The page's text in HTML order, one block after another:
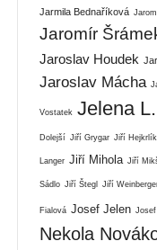
Jarmila Bednaříková
Jaromír
Jaroslav Houdek
Jaroslav Mácha
Vostatek Jelena
Dolejší Jiří Grygar Jiří Hejkrlík
Langer Jiří Mihola Jiří
Sádlo Jiří Štegl Jiří
Fialová Josef Jelen Josef
Nekola